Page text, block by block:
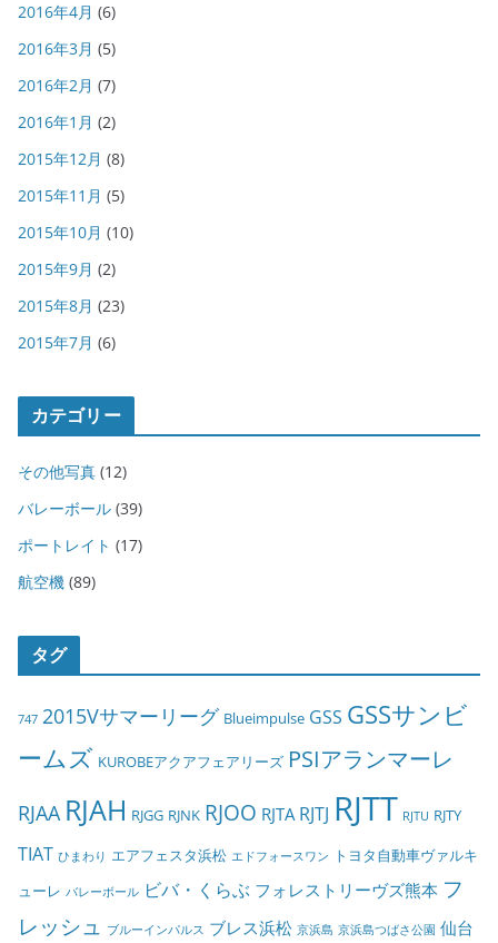
2016年4月 (6)
2016年3月 (5)
2016年2月 (7)
2016年1月 (2)
2015年12月 (8)
2015年11月 (5)
2015年10月 (10)
2015年9月 (2)
2015年8月 (23)
2015年7月 (6)
カテゴリー
その他写真 (12)
バレーボール (39)
ポートレイト (17)
航空機 (89)
タグ
747 2015Vサマーリーグ Blueimpulse GSS GSSサンビ
ームズ KUROBEアクアフェアリーズ PSIアランマーレ
RJAA RJAH RJGG RJNK RJOO RJTA RJTJ RJTT RJTU RJTY
TIAT ひまわり エアフェスタ浜松 エドフォースワン
トヨタ自動車ヴァルキ
ューレ バレーボール ビバ・くらぶ フォレストリーヴズ熊本 フ
レッシュ ブルーインパルス ブレス浜松 京浜島 京浜島つばさ公園 仙台